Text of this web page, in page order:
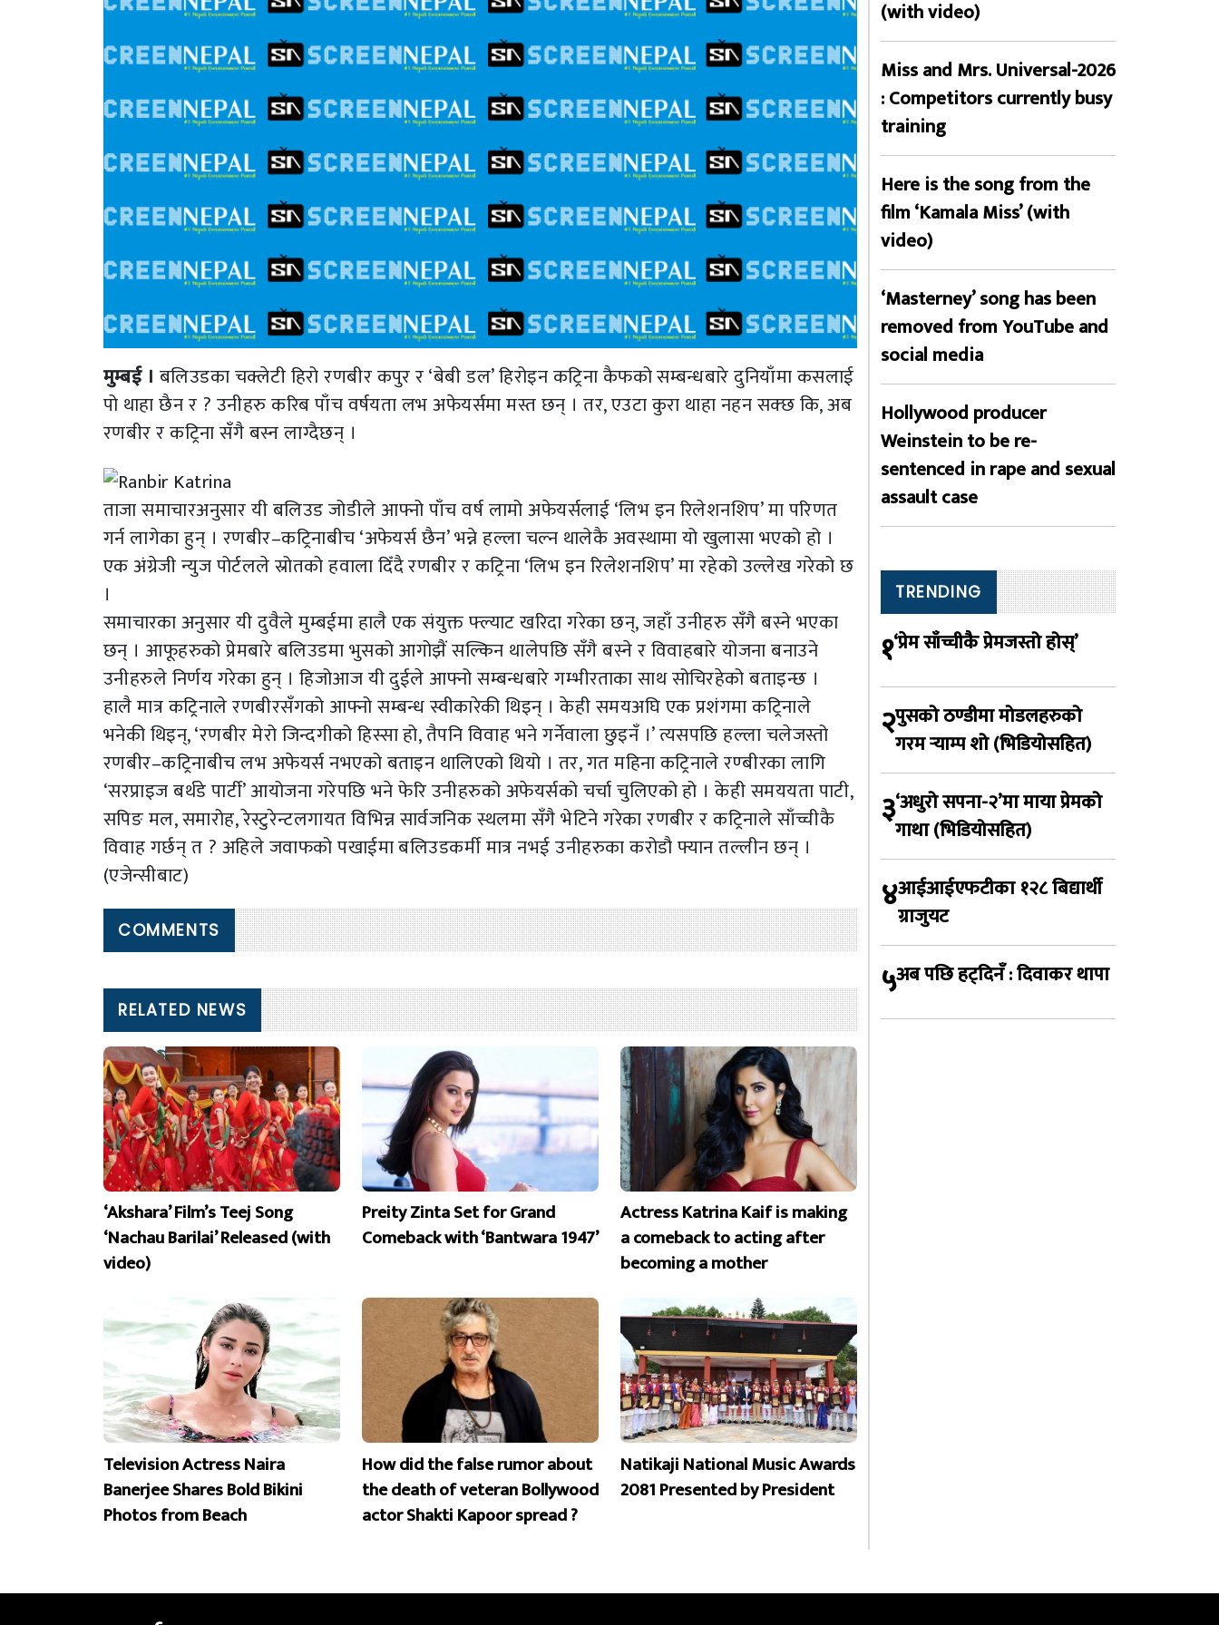
मुम्बई । बलिउडका चक्लेटी हिरो रणबीर कपुर र ‘बेबी डल’ हिरोइन कट्रिना कैफको सम्बन्धबारे दुनियाँमा कसलाई
पो थाहा छैन र ? उनीहरु करिब पाँच वर्षयता लभ अफेयर्समा मस्त छन् । तर, एउटा कुरा थाहा नहन सक्छ कि, अब
रणबीर र कट्रिना सँगै बस्न लाग्दैछन् ।
ताजा समाचारअनुसार यी बलिउड जोडीले आफ्नो पाँच वर्ष लामो अफेयर्सलाई ‘लिभ इन रिलेशनशिप’ मा परिणत
गर्न लागेका हुन् । रणबीर–कट्रिनाबीच ‘अफेयर्स छैन’ भन्ने हल्ला चल्न थालेकै अवस्थामा यो खुलासा भएको हो ।
एक अंग्रेजी न्युज पोर्टलले स्रोतको हवाला दिँदै रणबीर र कट्रिना ‘लिभ इन रिलेशनशिप’ मा रहेको उल्लेख गरेको छ
।
समाचारका अनुसार यी दुवैले मुम्बईमा हालै एक संयुक्त फ्ल्याट खरिदा गरेका छन्, जहाँ उनीहरु सँगै बस्ने भएका
छन् । आफूहरुको प्रेमबारे बलिउडमा भुसको आगोझैं सल्किन थालेपछि सँगै बस्ने र विवाहबारे योजना बनाउने
उनीहरुले निर्णय गरेका हुन् । हिजोआज यी दुईले आफ्नो सम्बन्धबारे गम्भीरताका साथ सोचिरहेको बताइन्छ ।
हालै मात्र कट्रिनाले रणबीरसँगको आफ्नो सम्बन्ध स्वीकारेकी थिइन् । केही समयअघि एक प्रशंगमा कट्रिनाले
भनेकी थिइन्, ‘रणबीर मेरो जिन्दगीको हिस्सा हो, तैपनि विवाह भने गर्नेवाला छुइनँ ।’ त्यसपछि हल्ला चलेजस्तो
रणबीर–कट्रिनाबीच लभ अफेयर्स नभएको बताइन थालिएको थियो । तर, गत महिना कट्रिनाले रण्बीरका लागि
‘सरप्राइज बर्थडे पार्टी’ आयोजना गरेपछि भने फेरि उनीहरुको अफेयर्सको चर्चा चुलिएको हो । केही समययता पाटी,
सपिङ मल, समारोह, रेस्टुरेन्टलगायत विभिन्न सार्वजनिक स्थलमा सँगै भेटिने गरेका रणबीर र कट्रिनाले साँच्चीकै
विवाह गर्छन् त ? अहिले जवाफको पखाईमा बलिउडकर्मी मात्र नभई उनीहरुका करोडौ फ्यान तल्लीन छन् ।
(एजेन्सीबाट)
COMMENTS
RELATED NEWS
‘Akshara’ Film’s Teej Song
‘Nachau Barilai’ Released (with
video)
Preity Zinta Set for Grand
Comeback with ‘Bantwara 1947’
Actress Katrina Kaif is making
a comeback to acting after
becoming a mother
Television Actress Naira
Banerjee Shares Bold Bikini
Photos from Beach
How did the false rumor about
the death of veteran Bollywood
actor Shakti Kapoor spread ?
Natikaji National Music Awards
2081 Presented by President
(with video)
Miss and Mrs. Universal-2026
: Competitors currently busy
training
Here is the song from the
film ‘Kamala Miss’ (with
video)
‘Masterney’ song has been
removed from YouTube and
social media
Hollywood producer
Weinstein to be re-
sentenced in rape and sexual
assault case
TRENDING
१‘प्रेम साँच्चीकै प्रेमजस्तो होस्’
२पुसको ठण्डीमा मोडलहरुको
गरम र्‍याम्प शो (भिडियोसहित)
३‘अधुरो सपना-२’मा माया प्रेमको
गाथा (भिडियोसहित)
४आईआईएफटीका १२८ बिद्यार्थी
ग्राजुयट
५अब पछि हट्दिनँ : दिवाकर थापा